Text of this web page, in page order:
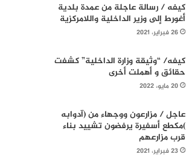
كيفه / رسالة عاجلة من عمدة بلدية
أغورط إلى وزير الداخلية واللامركزية
26 فبراير، 2021
كيفه/ “وثيقة وزارة الداخلية” كشفت
حقائق و أهملت أخرى
20 مايو، 2022
عاجل / مزارعون ووجهاء من (آدوابه
)مكطع أسفيرة يرفضون تشييد بناء
قرب مزارعهم
23 فبراير، 2021